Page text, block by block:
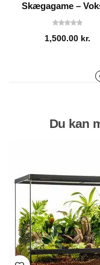
Skægagame –
1,500.00 kr.
Du kan